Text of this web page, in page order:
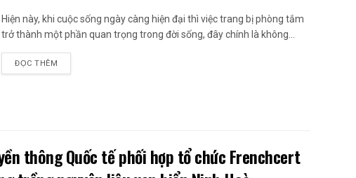
Hiện này, khi cuộc sống ngày càng hiện đại thì việc trang bị phòng tắm
trở thành một phần quan trọng trong đời sống, đây chính là không...
ĐỌC THÊM
thông Quốc tế phối hợp tổ chức Frenchcert